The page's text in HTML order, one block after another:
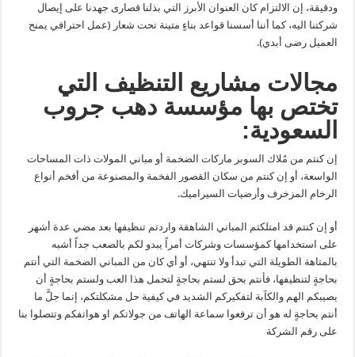
ودقيقة، إن الالتزام كان العنوان الأبرز التي بذلنا قصارى جهدنا على إيصال
شركتنا اليه، كما أننا أسسنا قواعد بناءٍ متينة تحت شعار (عمل احترافي يمنح
العميل رضى أبدي).
مجالات مشاريع التنظيف التي
تختص بها مؤسسة دهب جروب
السعودية:
إن كنتم من مُلاك السوبر ماركات الضخمة أو مباني المولات ذات المساحات
الواسعة، أو إن كنتم من سكان القصور الفخمة والمصنوعة من أفخم أنواع
الرخام المزخرف وأرضيات السيراميك.
أو إن كنتم قد امتلكتم المباني الشاهقة واردتم تنظيفها بعد مضي عدة أشهر
على استخدامها كمؤسسات وشركات أمراً يبدو لكم بالصعب جداً أشبه
بالمتاهة الطويلة التي تبدأ ولا تنتهي، أو أي كان من المباني الضخمة التي أنتم
بحاجةٍ لتنظيفها، فأنتم بحق لستم بحاجةٍ لتحمل هذا العب ولستم بحاجةٍ أن
يصيبكم الهم والكآبة لتفكيركم الشديد في كيفية حل مشكلتكم، إنما جلَّ ما
أنتم بحاجةٍ له هو أن ترفعوا سماعة الهاتف من جولاتكم او هواتفكم وتتصلوا بنا
على رقم الشركة